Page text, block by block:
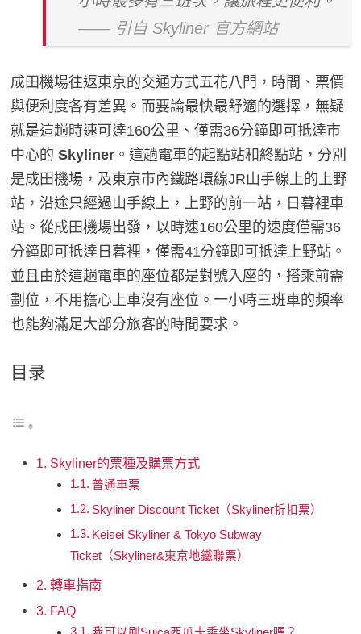
—— 引自 Skyliner 官方網站
成田機場往返東京的交通方式五花八門，時間、票價
與便利度各有差異。而要論最快最舒適的選擇，無疑
就是這趟時速可達160公里、僅需36分鐘即可抵達市
中心的Skyliner 。這趟電車的起點站和終點站，分別
是成田機場，及東京市內鐵路環線JR山手線上的上野
站，沿途只經過山手線上，上野的前一站，日暮裡車
站。從成田機場出發，以時速160公里的速度僅需36
分鐘即可抵達日暮裡，僅需41分鐘即可抵達上野站。
並且由於這趟電車的座位都是對號入座的，搭乘前需
劃位，不用擔心上車沒有座位。一小時三班車的頻率
也能夠滿足大部分旅客的時間要求。
目录
Skyliner的票種及購票方式
普通車票
Skyliner Discount Ticket（Skyliner折扣票）
Keisei Skyliner & Tokyo Subway
Ticket（Skyliner&東京地鐵聯票）
轉車指南
FAQ